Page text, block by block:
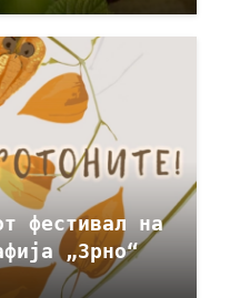
фестивал на
„Зрно“